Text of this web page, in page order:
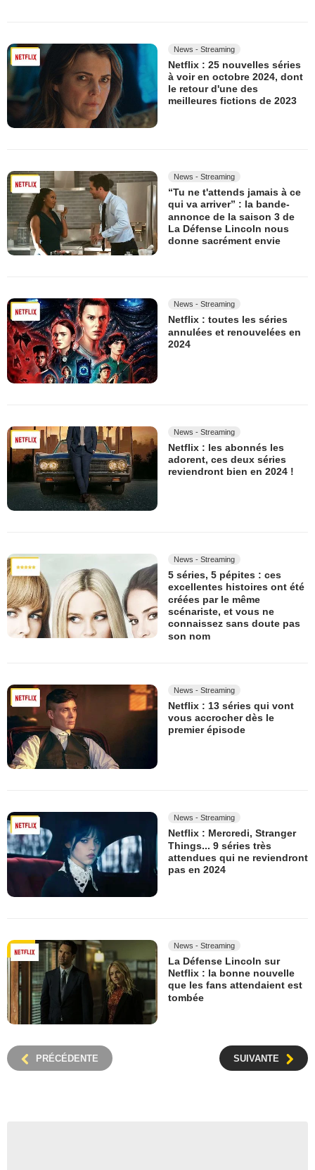
News - Streaming
Netflix : 25 nouvelles séries
à voir en octobre 2024, dont
le retour d'une des
meilleures fictions de 2023
News - Streaming
“Tu ne t'attends jamais à ce
qui va arriver” : la bande-
annonce de la saison 3 de
La Défense Lincoln nous
donne sacrément envie
News - Streaming
Netflix : toutes les séries
annulées et renouvelées en
2024
News - Streaming
Netflix : les abonnés les
adorent, ces deux séries
reviendront bien en 2024 !
News - Streaming
5 séries, 5 pépites : ces
excellentes histoires ont été
créées par le même
scénariste, et vous ne
connaissez sans doute pas
son nom
News - Streaming
Netflix : 13 séries qui vont
vous accrocher dès le
premier épisode
News - Streaming
Netflix : Mercredi, Stranger
Things... 9 séries très
attendues qui ne reviendront
pas en 2024
News - Streaming
La Défense Lincoln sur
Netflix : la bonne nouvelle
que les fans attendaient est
tombée
PRÉCÉDENTE SUIVANTE